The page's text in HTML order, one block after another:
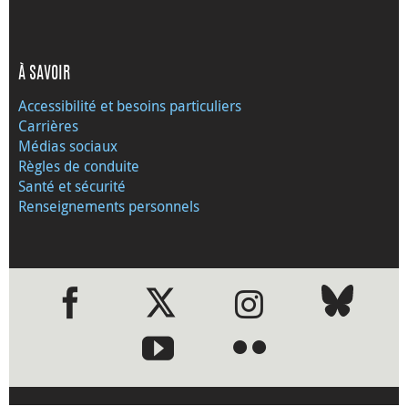
À SAVOIR
Accessibilité et besoins particuliers
Carrières
Médias sociaux
Règles de conduite
Santé et sécurité
Renseignements personnels
●●